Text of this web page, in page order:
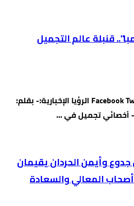
قنبلة عالم التجميل
Facebook Twitter Pinterest LinkedIn الرؤيا الإخبارية:- بقلم:
– أخصائي تجميل في …
وأيمن الحردان يقيمان
المعالي والسعادة